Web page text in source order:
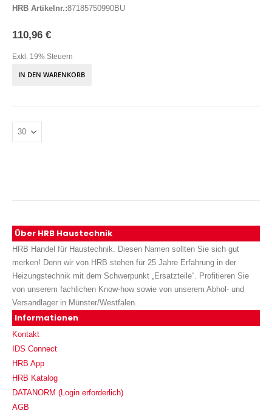
HRB Artikelnr.:87185750990BU
110,96 €
Exkl. 19% Steuern
IN DEN WARENKORB
Über HRB Haustechnik
HRB Handel für Haustechnik. Diesen Namen sollten Sie sich gut
merken! Denn wir von HRB stehen für 25 Jahre Erfahrung in der
Heizungstechnik mit dem Schwerpunkt „Ersatzteile“. Profitieren Sie
von unserem fachlichen Know-how sowie von unserem Abhol- und
Versandlager in Münster/Westfalen.
Informationen
Kontakt
IDS Connect
HRB App
HRB Katalog
DATANORM (Login erforderlich)
AGB